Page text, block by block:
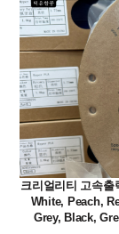
크리얼리티 고속
White, Peach,
Grey, Black,